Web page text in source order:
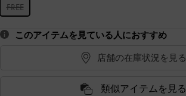
FREE
このアイテムを見ている人におすすめ
店舗の在庫状況を見る
類似アイテムを見る